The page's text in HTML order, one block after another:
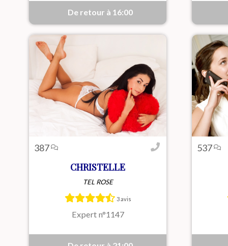
De retour à 16:00
387
CHRISTELLE
TEL ROSE
3 avis
Expert n°1147
Christelle, femme sensuelle et
passionnée, t’offre douceur,
complicité et plaisir intense, sans
tabou, selon tes envies du ...
537
joue